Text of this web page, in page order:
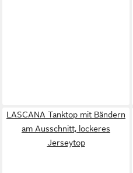
LASCANA Tanktop mit Bändern
am Ausschnitt, lockeres
Jerseytop